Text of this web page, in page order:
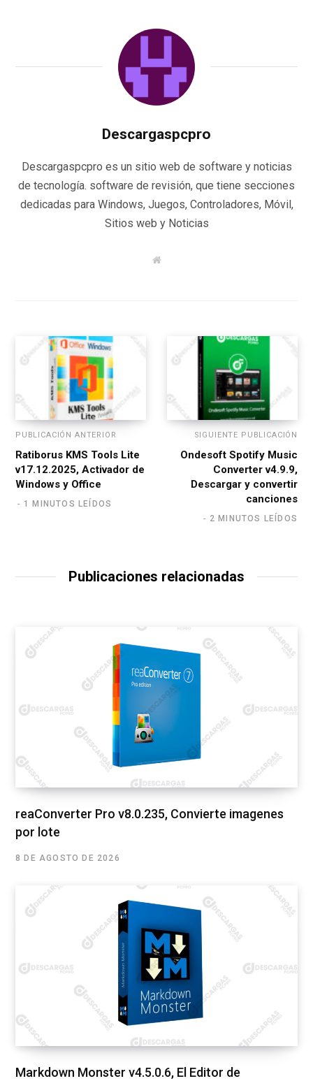
Descargaspcpro
Descargaspcpro es un sitio web de software y noticias
de tecnología. software de revisión, que tiene secciones
dedicadas para Windows, Juegos, Controladores, Móvil,
Sitios web y Noticias
W
PUBLICACIÓN ANTERIOR
Ratiborus KMS Tools Lite
v17.12.2025, Activador de
Windows y Office
1 MINUTOS LEÍDOS
SIGUIENTE PUBLICACIÓN
Ondesoft Spotify Music
Converter v4.9.9,
Descargar y convertir
canciones
2 MINUTOS LEÍDOS
Publicaciones relacionadas
reaConverter Pro v8.0.235, Convierte imagenes
por lote
8 DE AGOSTO DE 2026
Markdown Monster v4.5.0.6, El Editor de